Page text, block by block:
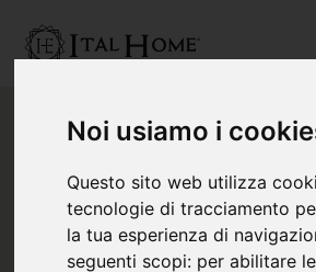
Noi usiamo i
Questo sito web utilizza
tecnologie di tracciamento
la tua esperienza di
seguenti scopi: per abilitare